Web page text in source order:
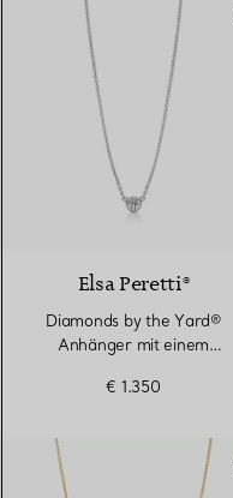
Elsa Peretti®
Diamonds by the Yard®
Anhänger mit einem
€ 1.350